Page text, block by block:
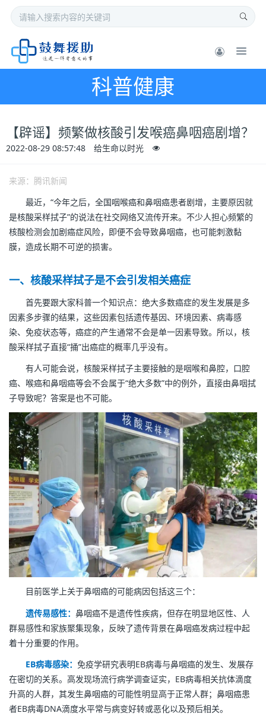
科普健康
【辟谣】频繁做核酸引发喉癌鼻咽癌剧增？
2022-08-29 08:57:48 给生命以时光
来源：腾讯新闻
最近，“今年之后，全国咽喉癌和鼻咽癌患者剧增，主要原因就
是核酸采样拭子”的说法在社交网络又流传开来。不少人担心频繁的
核酸检测会加剧癌症风险，即便不会导致鼻咽癌，也可能刺激黏
膜，造成长期不可逆的损害。
一、核酸采样拭子是不会引发相关癌症
首先要跟大家科普一个知识点：绝大多数癌症的发生发展是多
因素多步骤的结果，这些因素包括遗传基因、环境因素、病毒感
染、免疫状态等，癌症的产生通常不会是单一因素导致。所以，核
酸采样拭子直接“捅”出癌症的概率几乎没有。
有人可能会说，核酸采样拭子主要接触的是咽喉和鼻腔，口腔
癌、喉癌和鼻咽癌等会不会属于“绝大多数”中的例外，直接由鼻咽拭
子导致呢？答案是也不可能。
目前医学上关于鼻咽癌的可能病因包括这三个：
遗传易感性： 鼻咽癌不是遗传性疾病，但存在明显地区性、人
群易感性和家族聚集现象，反映了遗传背景在鼻咽癌发病过程中起
着十分重要的作用。
EB病毒感染： 免疫学研究表明EB病毒与鼻咽癌的发生、发展存
在密切的关系。高发现场流行病学调查证实，EB病毒相关抗体滴度
升高的人群，其发生鼻咽癌的可能性明显高于正常人群；鼻咽癌患
者EB病毒DNA滴度水平常与病变好转或恶化以及预后相关。